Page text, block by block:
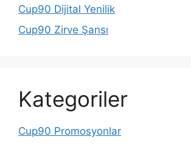
Cup90 Dijital Yenilik
Cup90 Zirve Şansı
Kategoriler
Cup90 Promosyonlar